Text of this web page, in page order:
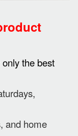
the best
and home